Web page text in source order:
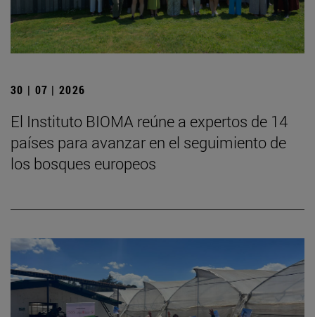
30 | 07 | 2026
El Instituto BIOMA reúne a expertos de 14
países para avanzar en el seguimiento de
los bosques europeos